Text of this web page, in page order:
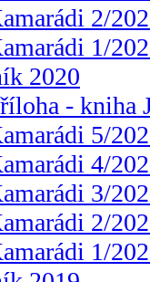
2/
1/
2020
- kniha
5/
4/
3/
2/
1/